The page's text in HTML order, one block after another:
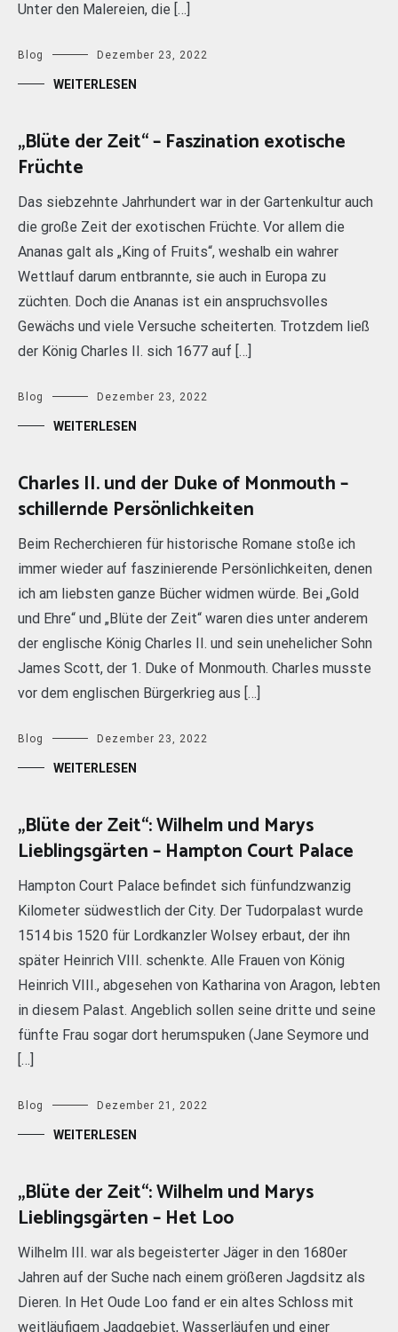
Unter den Malereien, die […]
Blog Dezember 23, 2022
WEITERLESEN
„Blüte der Zeit“ – Faszination exotische
Früchte
Das siebzehnte Jahrhundert war in der Gartenkultur auch
die große Zeit der exotischen Früchte. Vor allem die
Ananas galt als „King of Fruits“, weshalb ein wahrer
Wettlauf darum entbrannte, sie auch in Europa zu
züchten. Doch die Ananas ist ein anspruchsvolles
Gewächs und viele Versuche scheiterten. Trotzdem ließ
der König Charles II. sich 1677 auf […]
Blog Dezember 23, 2022
WEITERLESEN
Charles II. und der Duke of Monmouth –
schillernde Persönlichkeiten
Beim Recherchieren für historische Romane stoße ich
immer wieder auf faszinierende Persönlichkeiten, denen
ich am liebsten ganze Bücher widmen würde. Bei „Gold
und Ehre“ und „Blüte der Zeit“ waren dies unter anderem
der englische König Charles II. und sein unehelicher Sohn
James Scott, der 1. Duke of Monmouth. Charles musste
vor dem englischen Bürgerkrieg aus […]
Blog Dezember 23, 2022
WEITERLESEN
„Blüte der Zeit“: Wilhelm und Marys
Lieblingsgärten – Hampton Court Palace
Hampton Court Palace befindet sich fünfundzwanzig
Kilometer südwestlich der City. Der Tudorpalast wurde
1514 bis 1520 für Lordkanzler Wolsey erbaut, der ihn
später Heinrich VIII. schenkte. Alle Frauen von König
Heinrich VIII., abgesehen von Katharina von Aragon, lebten
in diesem Palast. Angeblich sollen seine dritte und seine
fünfte Frau sogar dort herumspuken (Jane Seymore und
[…]
Blog Dezember 21, 2022
WEITERLESEN
„Blüte der Zeit“: Wilhelm und Marys
Lieblingsgärten – Het Loo
Wilhelm III. war als begeisterter Jäger in den 1680er
Jahren auf der Suche nach einem größeren Jagdsitz als
Dieren. In Het Oude Loo fand er ein altes Schloss mit
weitläufigem Jagdgebiet, Wasserläufen und einer